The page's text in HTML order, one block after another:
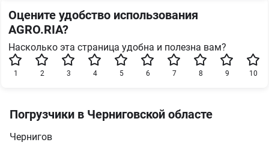
Оцените удобство использования
AGRO.RIA?
Насколько эта страница удобна и полезна вам?
10
9
8
7
6
5
4
3
2
1
Погрузчики в Черниговской областе
Чернигов